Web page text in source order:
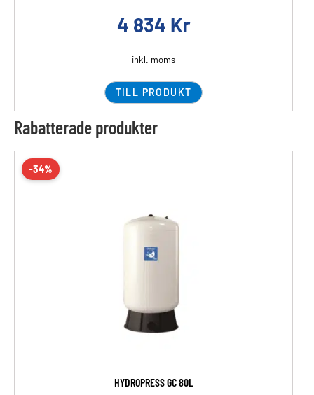
4 834 Kr
inkl. moms
TILL PRODUKT
Rabatterade produkter
-34%
HYDROPRESS GC 80L